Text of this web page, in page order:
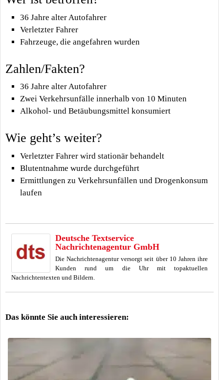
36 Jahre alter Autofahrer
Verletzter Fahrer
Fahrzeuge, die angefahren wurden
Zahlen/Fakten?
36 Jahre alter Autofahrer
Zwei Verkehrsunfälle innerhalb von 10 Minuten
Alkohol- und Betäubungsmittel konsumiert
Wie geht’s weiter?
Verletzter Fahrer wird stationär behandelt
Blutentnahme wurde durchgeführt
Ermittlungen zu Verkehrsunfällen und Drogenkonsum
laufen
Deutsche Textservice
Nachrichtenagentur GmbH
Die Nachrichtenagentur versorgt seit über 10 Jahren ihre
Kunden rund um die Uhr mit topaktuellen
Nachrichtentexten und Bildern.
Das könnte Sie auch interessieren: